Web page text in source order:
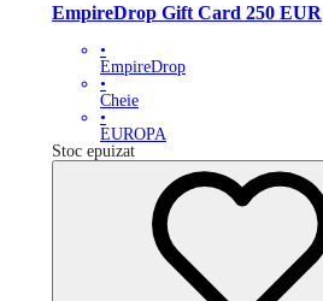
EmpireDrop Gift Card 250 EUR
•
EmpireDrop
•
Cheie
•
EUROPA
Stoc epuizat